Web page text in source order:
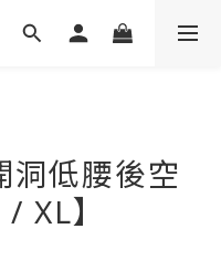
洞低腰後空
XL】